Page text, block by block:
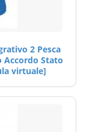
2 Pesca
Accordo Stato
virtuale]